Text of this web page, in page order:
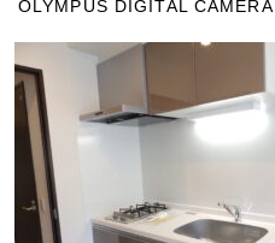
OLYMPUS DIGITAL CAMERA